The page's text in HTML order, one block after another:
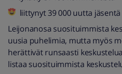
liittynyt 39 000 uutta jäsentä
Leijonanosa suosituimmista
uusia puhelimia, mutta myös
herättivät runsaasti keskustelua
listaa suosituimmista